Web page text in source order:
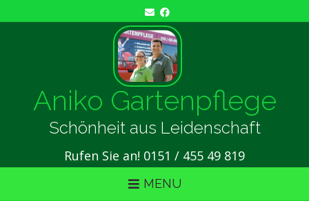
Aniko Gartenpflege
Schönheit aus Leidenschaft
Rufen Sie an! 0151 / 455 49 819
MENU